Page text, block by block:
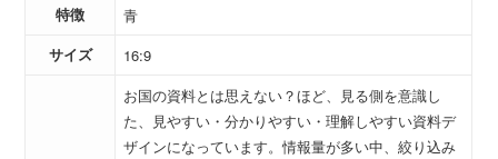
特徴
青
サイズ
16:9
お国の資料とは思えない？ほど、見る側を意識し
た、見やすい・分かりやすい・理解しやすい資料デ
ザインになっています。情報量が多い中、絞り込み